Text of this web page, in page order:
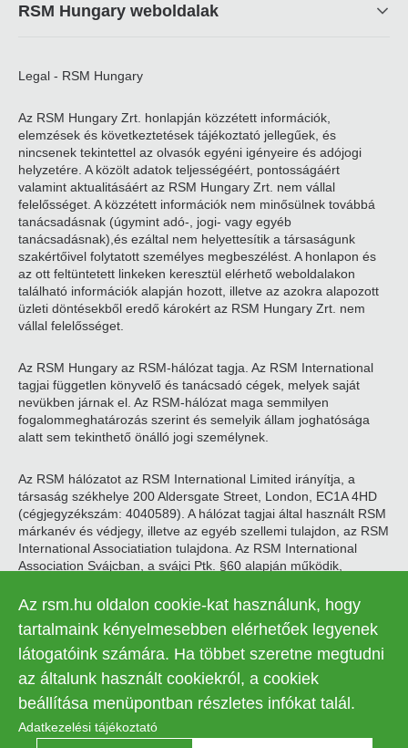
RSM Hungary weboldalak
Legal - RSM Hungary
Az RSM Hungary Zrt. honlapján közzétett információk,
elemzések és következtetések tájékoztató jellegűek, és
nincsenek tekintettel az olvasók egyéni igényeire és adójogi
helyzetére. A közölt adatok teljességéért, pontosságáért
valamint aktualitásáért az RSM Hungary Zrt. nem vállal
felelősséget. A közzétett információk nem minősülnek továbbá
tanácsadásnak (úgymint adó-, jogi- vagy egyéb
tanácsadásnak),és ezáltal nem helyettesítik a társaságunk
szakértőivel folytatott személyes megbeszélést. A honlapon és
az ott feltüntetett linkeken keresztül elérhető weboldalakon
található információk alapján hozott, illetve az azokra alapozott
üzleti döntésekből eredő károkért az RSM Hungary Zrt. nem
vállal felelősséget.
Az RSM Hungary az RSM-hálózat tagja. Az RSM International
tagjai független könyvelő és tanácsadó cégek, melyek saját
nevükben járnak el. Az RSM-hálózat maga semmilyen
fogalommeghatározás szerint és semelyik állam joghatósága
alatt sem tekinthető önálló jogi személynek.
Az RSM hálózatot az RSM International Limited irányítja, a
társaság székhelye 200 Aldersgate Street, London, EC1A 4HD
(cégjegyzékszám: 4040589). A hálózat tagjai által használt RSM
márkanév és védjegy, illetve az egyéb szellemi tulajdon, az RSM
International Associatiation tulajdona. Az RSM International
Association Svájcban, a svájci Ptk. §60 alapján működik,
© 2026 RSM Hungary Zrt. | Minden jog fenntartva
Legal
menu
Adatkezelési tájékoztató
Kapcsolat
Süti beállítások
Az rsm.hu oldalon cookie-kat használunk, hogy
tartalmaink kényelmesebben elérhetőek legyenek
látogatóink számára. Ha többet szeretne megtudni
az általunk használt cookiekról, a cookiek
beállítása menüpontban részletes infókat talál.
Adatkezelési tájékoztató